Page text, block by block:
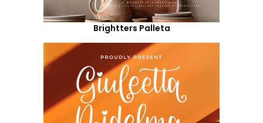
Brightters Palleta